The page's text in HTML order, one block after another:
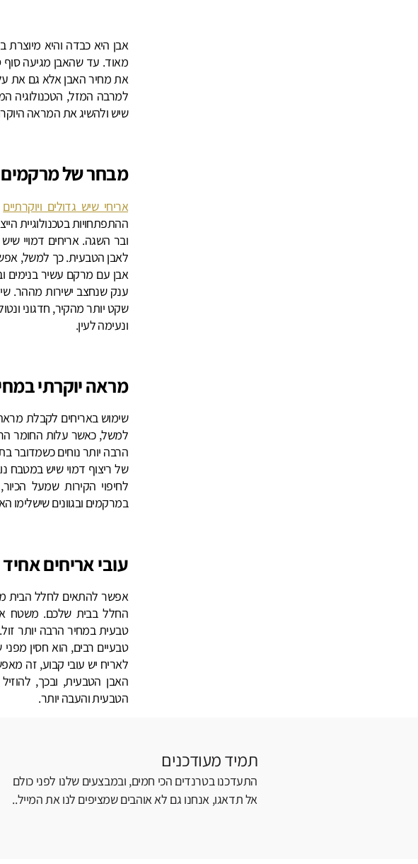
אבן היא כבדה והיא
מאוד. עד שהאבן מגיעה סוף
את מחיר האבן אלא גם את
למרבה המזל, הטכנולוגיה
שיש ולהשיג את המראה
מבחר של מרקמים
אריחי שיש גדולים ויוקרתיים
ההתפתחויות בטכנולוגיית
ובר השגה. אריחים דמויי
לאבן הטבעית. כך למשל,
אבן עם מרקם עשיר בנימים
ענק שנחצב ישירות מההר.
שקט יותר מהקיר, חדגוני
ונעימה לעין.
מראה יוקרתי
שימוש באריחים לקבלת
למשל, כאשר עלות החומר
הרבה יותר נוחים כשמדובר
של ריצוף דמוי שיש במטבח
לחיפוי הקירות שמעל
במרקמים ובגוונים
עובי אריחים אחיד
אפשר להתאים לחלל הבית
החלל בבית שלכם. משטח
טבעית במחיר הרבה יותר
טבעיים רבים, הוא חסין
לאריח יש עובי קבוע, זה
האבן הטבעית, ובכך,
הטבעית והעבה יותר.
תמיד מעודכנים
התעדכנו בטרנדים הכי חמים, ובמבצעים שלנו לפני כולם
אל תדאגו, אנחנו גם לא אוהבים שמציפים לנו את המייל..